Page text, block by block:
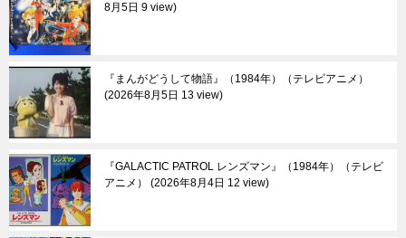
8月5日 9 view
『まんがどうして物語』（1984年）（テレビアニメ）
2026年8月5日 13 view
『GALACTIC PATROL レンズマン』（1984年）（テレビ
アニメ）
2026年8月4日 12 view